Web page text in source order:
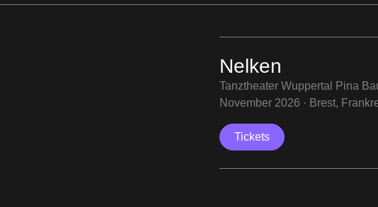
Nelken
Tanztheater Wuppertal Pina
November 2026 · Brest,
Tickets